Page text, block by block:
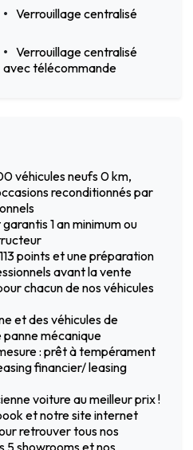
Verrouillage centralisé
Verrouillage centralisé
avec télécommande
véhicules neufs 0 km,
reconditionnés par
1 an minimum ou
points et une préparation
avant la vente
chacun de nos véhicules
et des véhicules de
mécanique
: prêt à tempérament
financier/ leasing
voiture au meilleur prix !
et notre site internet
retrouver tous nos
5 showrooms et nos